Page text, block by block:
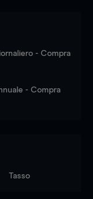
- Compra
- Compra
Tasso